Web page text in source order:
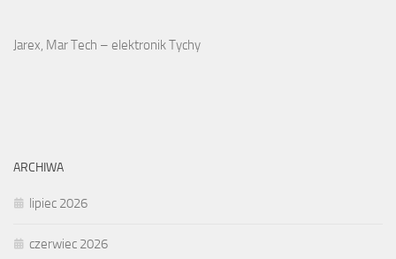
Jarex, Mar Tech – elektronik Tychy
ARCHIWA
lipiec 2026
czerwiec 2026